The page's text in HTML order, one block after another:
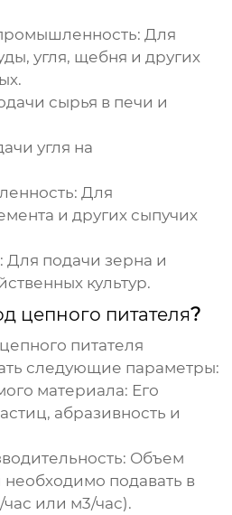
Для
угля, щебня и других
сырья в печи и
угля на
Для
и других сыпучих
Для подачи зерна и
культур.
цепного питателя?
питателя
следующие параметры:
материала: Его
абразивность и
Объем
подавать в
или м3/час).